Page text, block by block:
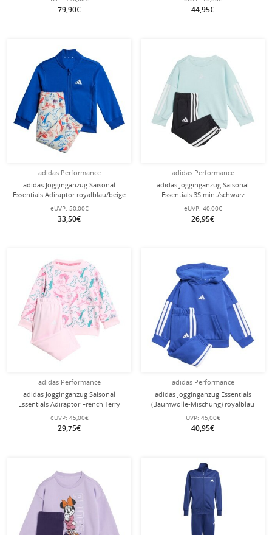
Herren
79,90€ 44,95€
adidas Performance
adidas Jogginganzug Saisonal
Essentials Adiraptor royalblau/beige
Jungen
eUVP: 50,00€
33,50€
adidas Performance
adidas Jogginganzug Saisonal
Essentials 3S mint/schwarz
Kleinkinder
eUVP: 40,00€
26,95€
adidas Performance
adidas Jogginganzug Saisonal
Essentials Adiraptor French Terry
pink Kleinkinder Mädchen
eUVP: 45,00€
29,75€
adidas Performance
adidas Jogginganzug Essentials
(Baumwolle-Mischung) royalblau
Kleinkinder
UVP: 45,00€
40,95€